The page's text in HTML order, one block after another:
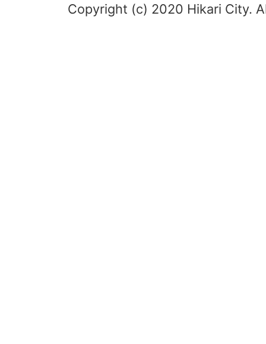
Copyright (c) 2020 Hikari City.